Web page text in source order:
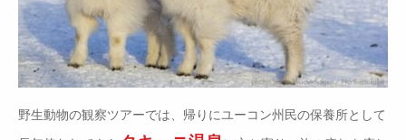
野生動物の観察ツアーでは、帰りにユーコン州民の保養所として